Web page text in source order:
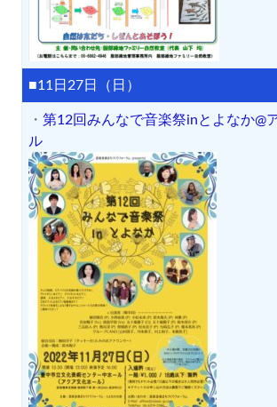
■11日27日（日）
・ 第12回みんなで音楽祭inとよなか@
ル